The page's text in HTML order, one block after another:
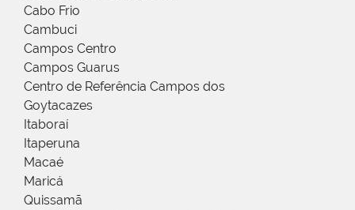
Cabo Frio
Cambuci
Campos Centro
Campos Guarus
Centro de Referência Campos dos
Goytacazes
Itaboraí
Itaperuna
Macaé
Maricá
Quissamã